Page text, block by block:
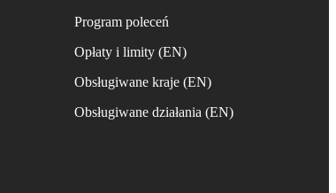
Program poleceń
Opłaty i limity (EN)
Obsługiwane kraje (EN)
Obsługiwane działania (EN)